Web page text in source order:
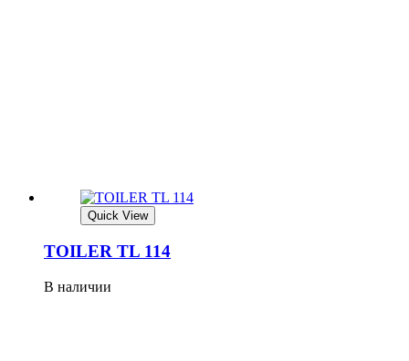
Quick View
TOILER TL 114
В наличии